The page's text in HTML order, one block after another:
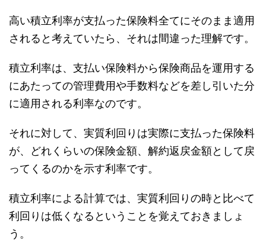
高い積立利率が支払った保険料全てにそのまま適用
されると考えていたら、それは間違った理解です。
積立利率は、支払い保険料から保険商品を運用する
にあたっての管理費用や手数料などを差し引いた分
に適用される利率なのです。
それに対して、実質利回りは実際に支払った保険料
が、どれくらいの保険金額、解約返戻金額として戻
ってくるのかを示す利率です。
積立利率による計算では、実質利回りの時と比べて
利回りは低くなるということを覚えておきましょ
う。